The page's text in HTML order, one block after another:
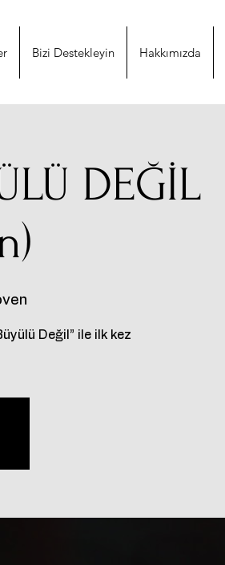
Bizi Destekleyin Hakkımızda
DEĞİL
Değil” ile ilk kez